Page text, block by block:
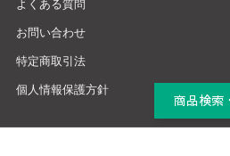
よくある質問
お問い合わせ
特定商取引法
個人情報保護方針
商品検索